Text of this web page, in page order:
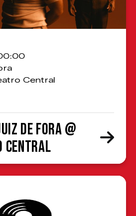
Central
de Fora @
Central